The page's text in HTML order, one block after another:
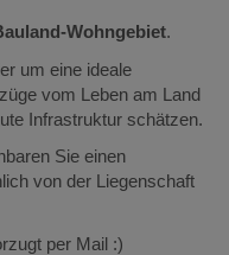
Wohngebiet.
um eine ideale
vom Leben am Land
Infrastruktur schätzen.
Sie einen
von der Liegenschaft
per Mail :)